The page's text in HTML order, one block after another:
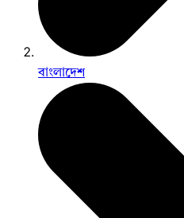
বাংলাদেশ